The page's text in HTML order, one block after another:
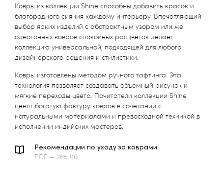
Ковры из коллекции Shine способны добавить красок и
благородного сияния каждому интерьеру. Впечатляющий
выбор ярких изделий с абстрактным узором или же
однотонных ковров спокойных расцветок делает
коллекцию универсальной, подходящей для любого
дизайнерского решения и стилистики.
Ковры изготовлены методом ручного тафтинга. Эта
технология позволяет создавать объемный рисунок и
мягкие переходы цвета. Почитатели коллекции Shine
ценят богатую фактуру ковров в сочетании с
натуральными материалами и превосходной техникой в
исполнении индийских мастеров.
Рекомендации по уходу за коврами
PDF — 265 Кб